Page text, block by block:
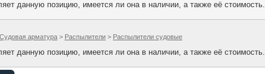
данную позицию, имеется ли она в наличии, а также её стоимость.
Судовая арматура > Распылители > Распылители судовые
данную позицию, имеется ли она в наличии, а также её стоимость.